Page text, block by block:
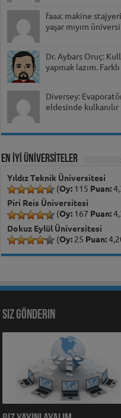
faaa: makine
yaşar mıyım
Dr. Aybars Oruç:
yapmak lazım.
Diversey:
eldesinde kulkanılır
EN İYİ ÜNİVERSİTELER
Yıldız Teknik Üniversitesi
(Oy: 115 Puan:
Piri Reis Üniversitesi
(Oy: 167 Puan:
Dokuz Eylül Üniversitesi
(Oy: 25 Puan:
Siz Gönderin